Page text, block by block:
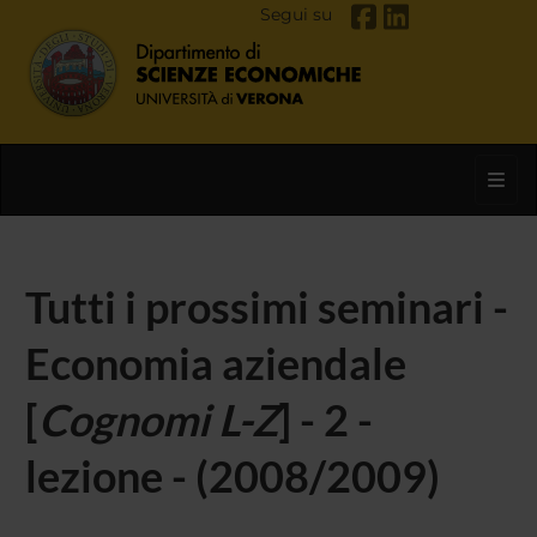
Segui su
Tutti i prossimi seminari -
Economia aziendale
[Cognomi L-Z] - 2 -
lezione - (2008/2009)